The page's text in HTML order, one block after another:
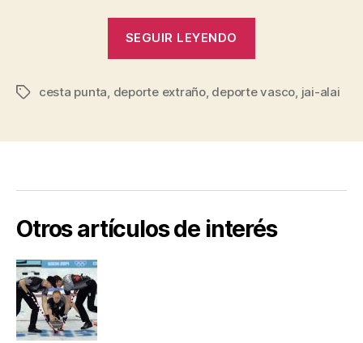
SEGUIR LEYENDO
deporte
por
Etiquetas
cesta punta deporte extraño, deporte vasco jai-alai
Otros artículos de interés